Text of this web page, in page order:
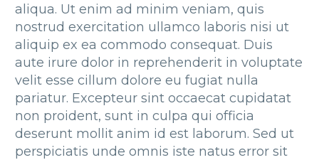
aliqua. Ut enim ad minim veniam, quis
nostrud exercitation ullamco laboris nisi ut
aliquip ex ea commodo consequat. Duis
aute irure dolor in reprehenderit in voluptate
velit esse cillum dolore eu fugiat nulla
pariatur. Excepteur sint occaecat cupidatat
non proident, sunt in culpa qui officia
deserunt mollit anim id est laborum. Sed ut
perspiciatis unde omnis iste natus error sit